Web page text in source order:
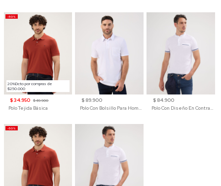
20%Dcto por compras de
$250.000
-50%
$ 34.950 $ 69.900
Polo Tejida Básica
$ 89.900
Polo Con Bolsillo Para Hombre
$ 84.900
Polo Con Diseño En Contraste
-50%